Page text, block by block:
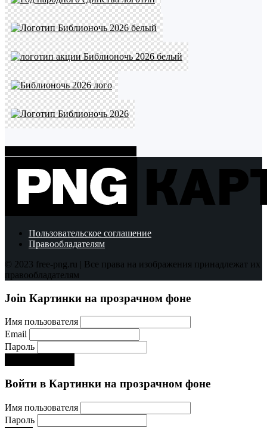
Пользовательское соглашение
Правообладателям
© 2023 free-png.ru | Все права на изображения принадлежат их
правообладателям
Join Картинки на прозрачном фоне
Имя пользователя
Email
Пароль
Войти в Картинки на прозрачном фоне
Имя пользователя
Пароль